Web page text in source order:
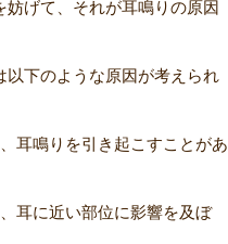
げて、それが耳鳴りの原因
下のような原因が考えられ
耳鳴りを引き起こすことがあ
耳に近い部位に影響を及ぼ